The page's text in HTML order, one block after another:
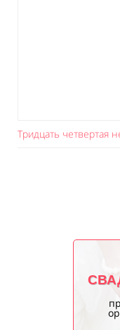
Тридцать четвертая